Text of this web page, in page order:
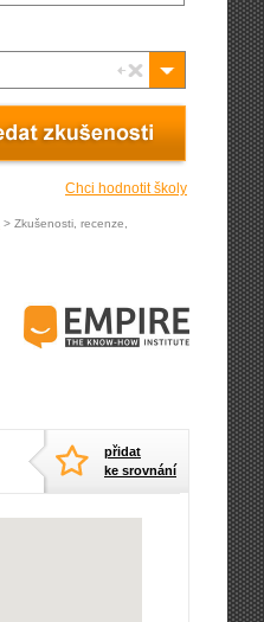
Chci hodnotit školy
> Zkušenosti, recenze,
přidat
ke srovnání